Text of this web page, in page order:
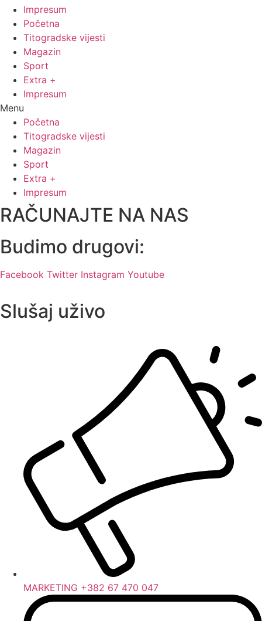
Impresum
Početna
Titogradske vijesti
Magazin
Sport
Extra +
Impresum
Menu
Početna
Titogradske vijesti
Magazin
Sport
Extra +
Impresum
RAČUNAJTE NA NAS
Budimo drugovi:
Facebook Twitter Instagram Youtube
Slušaj uživo
MARKETING +382 67 470 047